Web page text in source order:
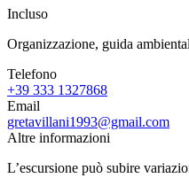
Incluso
Organizzazione, guida
Telefono
+39 333 1327868
Email
gretavillani1993@gmail.com
Altre informazioni
L’escursione può subire